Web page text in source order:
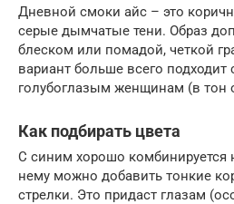
Дневной смоки айс – это
серые дымчатые тени. Образ
блеском или помадой, четкой
вариант больше всего
голубоглазым женщинам (в тон
Как подбирать цвета
С синим хорошо
нему можно добавить тонкие
стрелки. Это придаст глазам